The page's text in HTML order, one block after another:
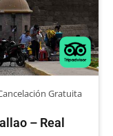
Gratuita
– Real